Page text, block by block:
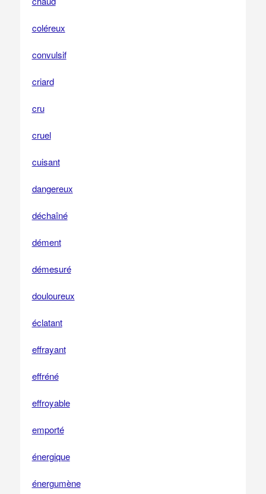
coléreux
convulsif
criard
cru
cruel
cuisant
dangereux
déchaîné
dément
démesuré
douloureux
éclatant
effrayant
effréné
effroyable
emporté
énergique
énergumène